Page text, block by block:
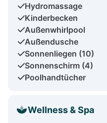
Hydromassage
Kinderbecken
Außenwhirlpool
Außendusche
Sonnenliegen (10)
Sonnenschirm (4)
Poolhandtücher
Wellness & Spa